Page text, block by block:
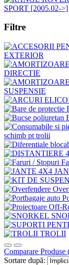
SPORT [2005.02->]
Filtre
EXTERIOR
DIRECTIE
SUSPENSIE
schimb pt trolii
TROLII
Comparare Produse
Sortare după: